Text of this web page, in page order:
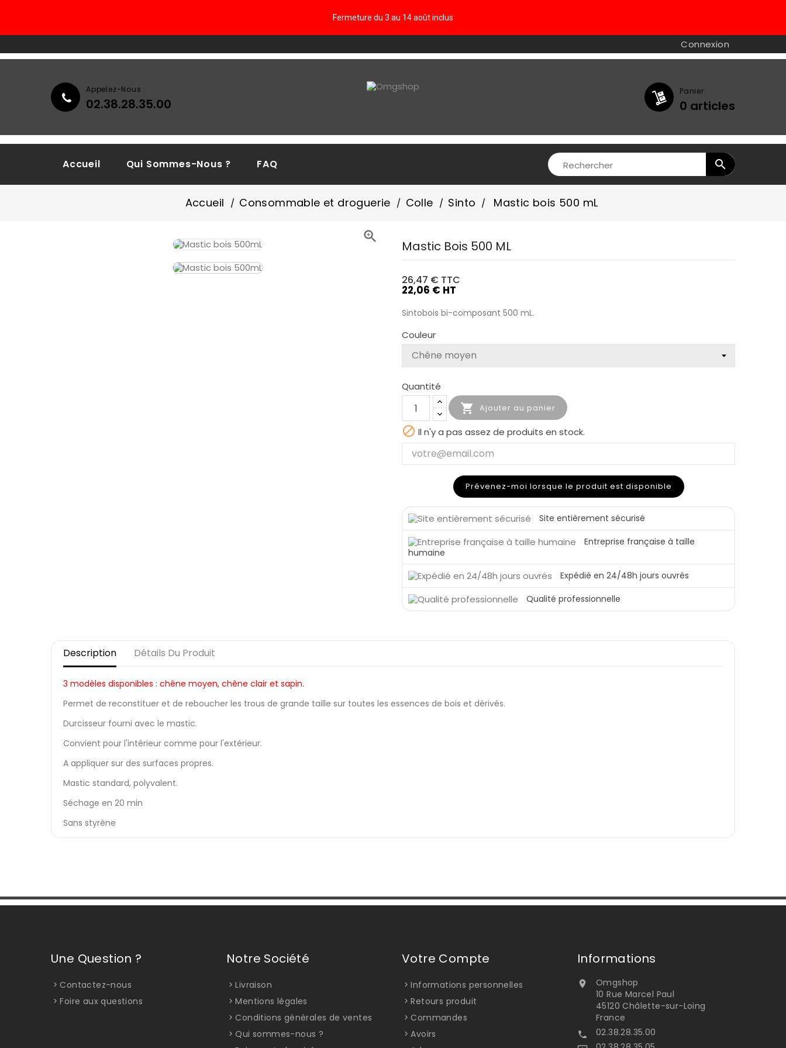
Fermeture du 3 au 14 août inclus
Connexion
Panier:
0 articles
Appelez-Nous :
02.38.28.35.00
Accueil Qui Sommes-Nous ? FAQ 
Accueil Consommable et droguerie Colle Sinto Mastic bois 500 mL

Mastic Bois 500 ML
26,47 € TTC
22,06 € HT
Sintobois bi-composant 500 mL.
Couleur
Quantité
 Ajouter au panier
 Il n'y a pas assez de produits en stock.
Prévenez-moi lorsque le produit est disponible
Site entièrement sécurisé
Entreprise française à taille
humaine
Expédié en 24/48h jours ouvrés
Qualité professionnelle
Description Détails Du Produit
3 modèles disponibles : chêne moyen, chêne clair et sapin.
Permet de reconstituer et de reboucher les trous de grande taille sur toutes les essences de bois et dérivés.
Durcisseur fourni avec le mastic.
Convient pour l'intérieur comme pour l'extérieur.
A appliquer sur des surfaces propres.
Mastic standard, polyvalent.
Séchage en 20 min
Sans styrène
Une Question ?
Contactez-nous
Foire aux questions
Notre Société
Livraison
Mentions légales
Conditions générales de ventes
Qui sommes-nous ?
Votre Compte
Informations personnelles
Retours produit
Commandes
Avoirs
Informations

Omgshop
10 Rue Marcel Paul
45120 Châlette-sur-Loing
France
 02.38.28.35.00